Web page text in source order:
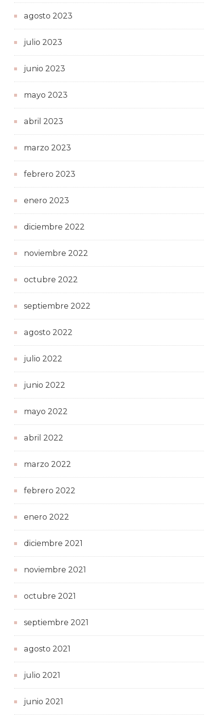
agosto 2023
julio 2023
junio 2023
mayo 2023
abril 2023
marzo 2023
febrero 2023
enero 2023
diciembre 2022
noviembre 2022
octubre 2022
septiembre 2022
agosto 2022
julio 2022
junio 2022
mayo 2022
abril 2022
marzo 2022
febrero 2022
enero 2022
diciembre 2021
noviembre 2021
octubre 2021
septiembre 2021
agosto 2021
julio 2021
junio 2021